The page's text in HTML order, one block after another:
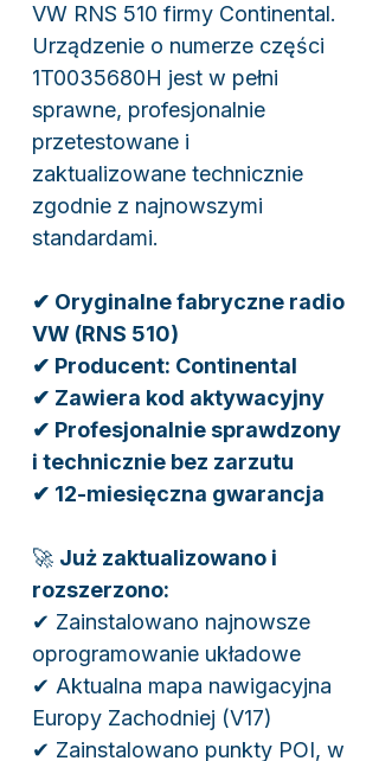
VW RNS 510 firmy Continental.
Urządzenie o numerze części
1T0035680H jest w pełni
sprawne, profesjonalnie
przetestowane i
zaktualizowane technicznie
zgodnie z najnowszymi
standardami.
✔ Oryginalne fabryczne radio
VW (RNS 510)
✔ Producent: Continental
✔ Zawiera kod aktywacyjny
✔ Profesjonalnie sprawdzony
i technicznie bez zarzutu
✔ 12-miesięczna gwarancja
🚀 Już zaktualizowano i
rozszerzono:
✔ Zainstalowano najnowsze
oprogramowanie układowe
✔ Aktualna mapa nawigacyjna
Europy Zachodniej (V17)
✔ Zainstalowano punkty POI, w